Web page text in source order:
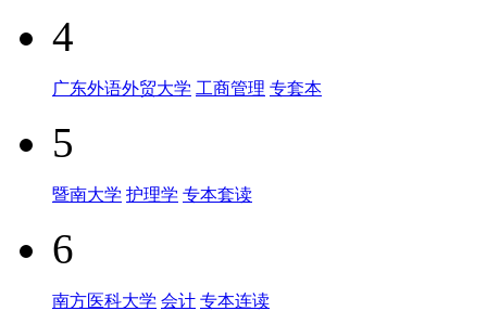
4
广东外语外贸大学 工商管理 专套本
5
暨南大学 护理学 专本套读
6
南方医科大学 会计 专本连读